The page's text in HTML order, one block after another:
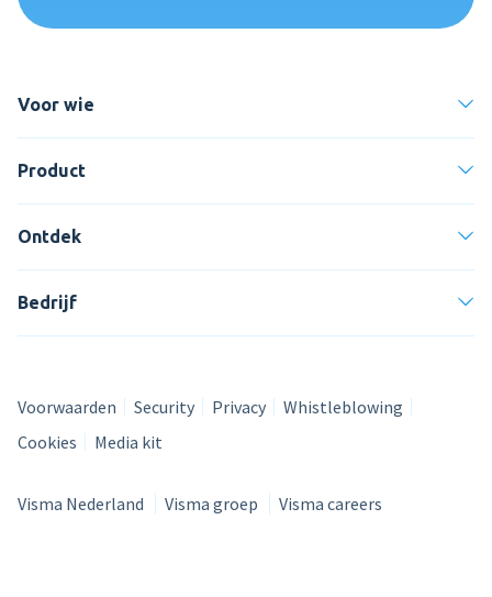
Voor wie
Product
Ontdek
Bedrijf
Voorwaarden Security Privacy
Whistleblowing
Cookies
Media kit
Visma Nederland Visma groep Visma careers